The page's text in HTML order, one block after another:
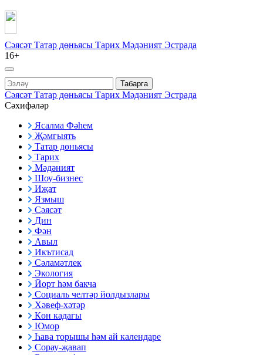
Сәясәт Татар дөньясы Тарих Мәдәният Эстрада
16+
Табарга
Сәясәт Татар дөньясы Тарих Мәдәният Эстрада
Сәхифәләр
Ясалма Фәһем
Җәмгыять
Татар дөньясы
Тарих
Мәдәният
Шоу-бизнес
Иҗат
Язмыш
Сәясәт
Дин
Фән
Авыл
Икътисад
Сәламәтлек
Экология
Йорт һәм бакча
Социаль челтәр йолдызлары
Хәвеф-хәтәр
Көн кадагы
Юмор
Һава торышы һәм ай календаре
Сорау-җавап